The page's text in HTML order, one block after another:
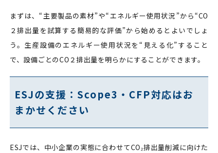
まずは、“主要製品の素材”や“エネルギー使用状況”から“CO
２排出量を試算する簡易的な評価”から始めるとよいでしょ
う。生産設備のエネルギー使用状況を“見える化”すること
で、設備ごとのCO２排出量を明らかにすることができます。
ESJの支援：Scope3・CFP対応はお
まかせください
ESJでは、中小企業の実態に合わせてCO₂排出量削減に向けた